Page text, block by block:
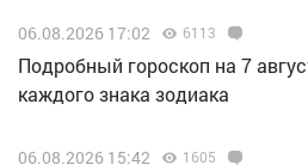
06.08.2026 17:02 6113
Подробный гороскоп на 7
каждого знака зодиака
06.08.2026 15:42 1605